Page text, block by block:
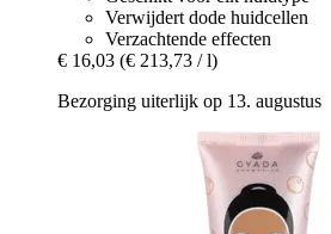
Verwijdert dode huidcellen
Verzachtende effecten
€ 16,03 (€ 213,73 / l)
Bezorging uiterlijk op 13. augustus